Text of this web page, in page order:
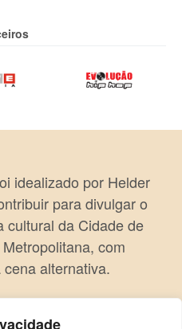
idealizado por Helder
para divulgar o
cultural da Cidade de
com
alternativa.